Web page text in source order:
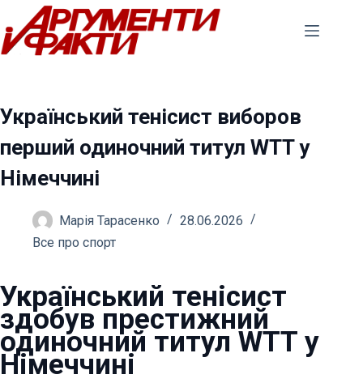
Перейти
до
вмісту
Український тенісист виборов
перший одиночний титул WTT у
Німеччині
Марія Тарасенко
28.06.2026
Все про спорт
Український тенісист
здобув престижний
одиночний титул WTT у
Німеччині